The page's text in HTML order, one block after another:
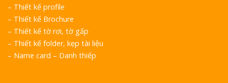
– Thiết kế profile
– Thiết kế Brochure
– Thiết kế tờ rơi, tờ gấp
– Thiết kế folder, kẹp tài liệu
– Name card – Danh thiếp